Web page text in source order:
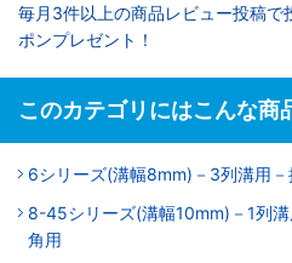
毎月3件以上の商品レビュー投稿
ポンプレゼント！
このカテゴリにはこんな商
6シリーズ(溝幅8mm)－3列溝用－
8-45シリーズ(溝幅10mm)－1列
角用